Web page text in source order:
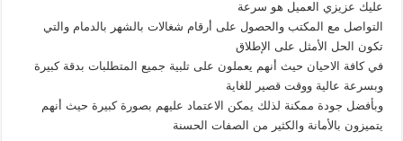
عليك عزيزي العميل هو سرعة
التواصل مع المكتب والحصول على أرقام شغالات بالشهر بالدمام والتي
تكون الحل الأمثل على الإطلاق
في كافة الاحيان حيث أنهم يعملون على تلبية جميع المتطلبات بدقة كبيرة
وبسرعة عالية ووقت قصير للغاية
وبأفضل جودة ممكنة لذلك يمكن الاعتماد عليهم بصورة كبيرة حيث أنهم
يتميزون بالأمانة والكثير من الصفات الحسنة